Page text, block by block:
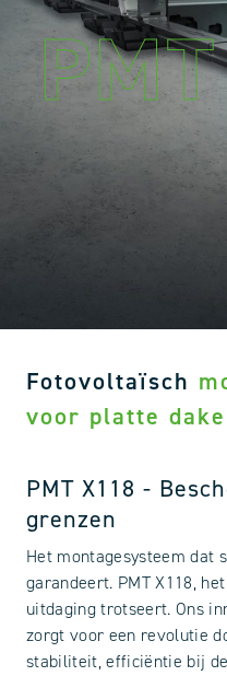
Fotovoltaïsch
voor platte
PMT X118 -
grenzen
Het montagesysteem dat
garandeert. PMT X118,
uitdaging trotseert. Ons
zorgt voor een revolutie
stabiliteit, efficiëntie bij